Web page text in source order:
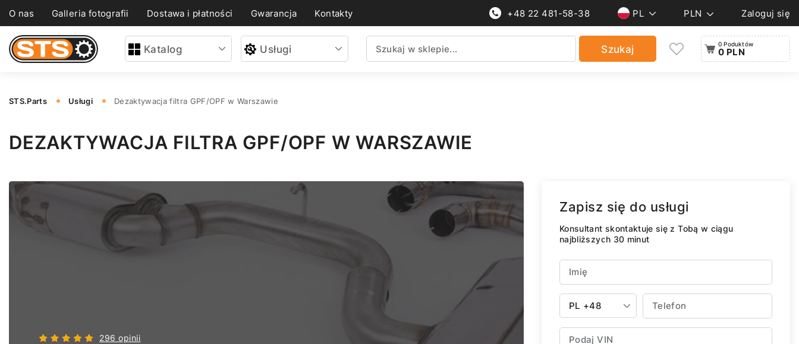
O nas Galleria fotografii Dostawa i płatności Gwarancja Kontakty +48 22 481-58-38 PL PLN Zaloguj się
Katalog Usługi Szukaj 0 Poduktów
0 PLN
STS.Parts Usługi Dezaktywacja filtra GPF/OPF w Warszawie
DEZAKTYWACJA FILTRA GPF/OPF W WARSZAWIE
296 opinii
Zapisz się do usługi
Konsultant skontaktuje się z Tobą w ciągu
najbliższych 30 minut
PL +48